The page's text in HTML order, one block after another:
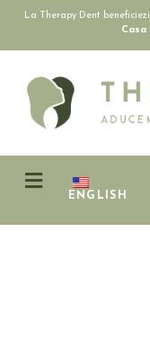
La Therapy Dent
ENGLISH